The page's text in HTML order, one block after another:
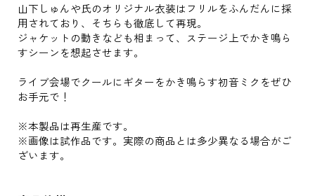
山下しゅんや氏のオリジナル衣装はフリルをふんだんに採
用されており、そちらも徹底して再現。
ジャケットの動きなども相まって、ステージ上でかき鳴ら
すシーンを想起させます。
ライブ会場でクールにギターをかき鳴らす初音ミクをぜひ
お手元で！
※本製品は再生産です。
※画像は試作品です。実際の商品とは多少異なる場合がご
ざいます。